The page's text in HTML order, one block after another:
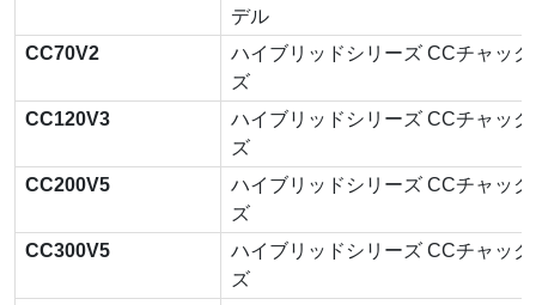
デル
CC70V2
ハイブリッドシリーズ CCチャッ
ズ
CC120V3
ハイブリッドシリーズ CCチャッ
ズ
CC200V5
ハイブリッドシリーズ CCチャッ
ズ
CC300V5
ハイブリッドシリーズ CCチャッ
ズ